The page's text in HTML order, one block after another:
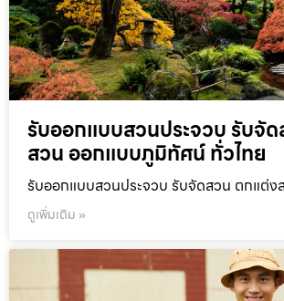
รับออกแบบสวนประจวบ รับจั
สวน ออกแบบภูมิทัศน์ ทั่วไทย
รับออกแบบสวนประจวบ รับจัดสวน ตกแต่ง
ดูเพิ่มเติม »